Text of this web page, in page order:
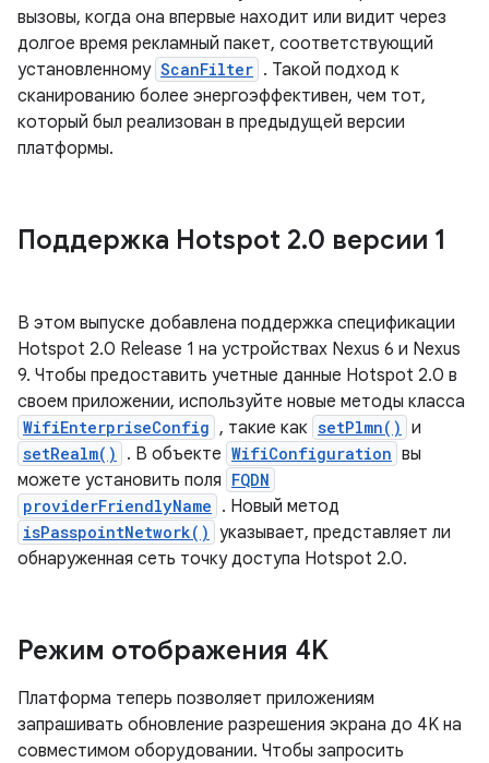
вызовы, когда она впервые находит или видит через
долгое время рекламный пакет, соответствующий
установленному ScanFilter . Такой подход к
сканированию более энергоэффективен, чем тот,
который был реализован в предыдущей версии
платформы.
Поддержка Hotspot 2.0 версии 1
В этом выпуске добавлена ​​поддержка спецификации
Hotspot 2.0 Release 1 на устройствах Nexus 6 и Nexus
9. Чтобы предоставить учетные данные Hotspot 2.0 в
своем приложении, используйте новые методы класса
WifiEnterpriseConfig , такие как setPlmn() и
setRealm() . В объекте WifiConfiguration вы
можете установить поля FQDN
providerFriendlyName . Новый метод
isPasspointNetwork() указывает, представляет ли
обнаруженная сеть точку доступа Hotspot 2.0.
Режим отображения 4K
Платформа теперь позволяет приложениям
запрашивать обновление разрешения экрана до 4K на
совместимом оборудовании. Чтобы запросить